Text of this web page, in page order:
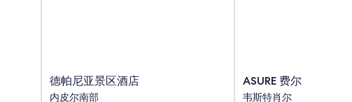
德
帕
德帕尼亚景区酒店
内皮尔南部
ASURE
费
ASURE 费尔利汽车旅
韦斯特肖尔